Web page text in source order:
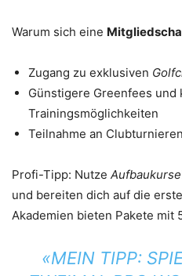
Warum sich eine
Zugang zu exklusiven
Günstigere Greenfees und
Trainingsmöglichkeiten
Teilnahme an
Profi-Tipp: Nutze Aufbaukurse
und bereiten dich auf die
Akademien bieten Pakete mit
«MEIN TIPP: